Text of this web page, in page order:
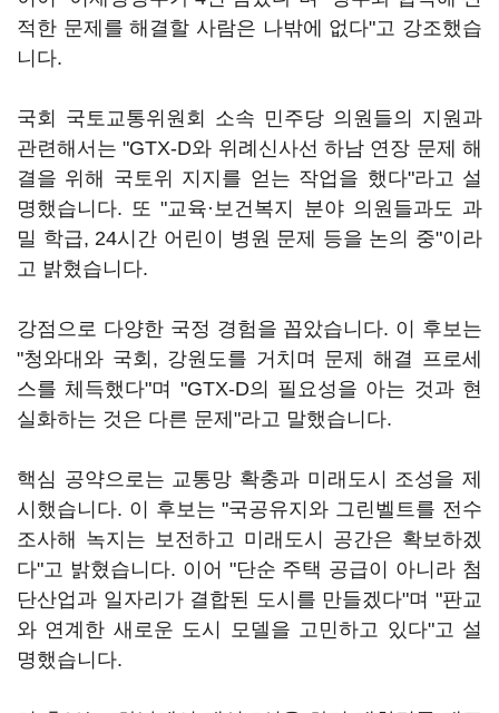
적한 문제를 해결할 사람은 나밖에 없다"고 강조했습
니다.
국회 국토교통위원회 소속 민주당 의원들의 지원과
관련해서는 "GTX-D와 위례신사선 하남 연장 문제 해
결을 위해 국토위 지지를 얻는 작업을 했다"라고 설
명했습니다. 또 "교육·보건복지 분야 의원들과도 과
밀 학급, 24시간 어린이 병원 문제 등을 논의 중"이라
고 밝혔습니다.
강점으로 다양한 국정 경험을 꼽았습니다. 이 후보는
"청와대와 국회, 강원도를 거치며 문제 해결 프로세
스를 체득했다"며 "GTX-D의 필요성을 아는 것과 현
실화하는 것은 다른 문제"라고 말했습니다.
핵심 공약으로는 교통망 확충과 미래도시 조성을 제
시했습니다. 이 후보는 "국공유지와 그린벨트를 전수
조사해 녹지는 보전하고 미래도시 공간은 확보하겠
다"고 밝혔습니다. 이어 "단순 주택 공급이 아니라 첨
단산업과 일자리가 결합된 도시를 만들겠다"며 "판교
와 연계한 새로운 도시 모델을 고민하고 있다"고 설
명했습니다.